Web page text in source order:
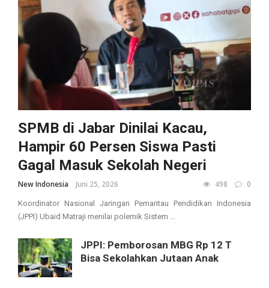
SPMB di Jabar Dinilai Kacau,
Hampir 60 Persen Siswa Pasti
Gagal Masuk Sekolah Negeri
New Indonesia Juni 25, 2026 498 0
Koordinator Nasional Jaringan Pemantau Pendidikan Indonesia
(JPPI) Ubaid Matraji menilai polemik Sistem ...
JPPI: Pemborosan MBG Rp 12 T
Bisa Sekolahkan Jutaan Anak